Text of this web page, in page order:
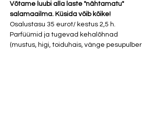
Võtame luubi alla laste "nähtamatu"
salamaailma. Küsida võib kõike!
Osalustasu 35 eurot/ kestus 2,5 h.
Parfüümid ja tugevad kehalõhnad
(mustus, higi, toiduhais, vänge pesupulber